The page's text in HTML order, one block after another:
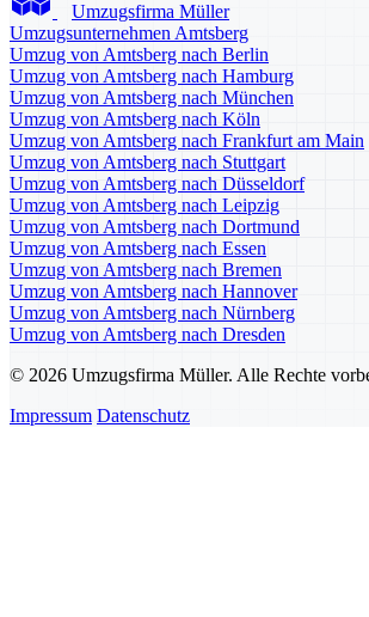
Umzugsfirma Müller
Umzugsunternehmen Amtsberg
Umzug von Amtsberg nach Berlin
Umzug von Amtsberg nach Hamburg
Umzug von Amtsberg nach München
Umzug von Amtsberg nach Köln
Umzug von Amtsberg nach Frankfurt am Main
Umzug von Amtsberg nach Stuttgart
Umzug von Amtsberg nach Düsseldorf
Umzug von Amtsberg nach Leipzig
Umzug von Amtsberg nach Dortmund
Umzug von Amtsberg nach Essen
Umzug von Amtsberg nach Bremen
Umzug von Amtsberg nach Hannover
Umzug von Amtsberg nach Nürnberg
Umzug von Amtsberg nach Dresden
© 2026 Umzugsfirma Müller. Alle Rechte
Impressum Datenschutz